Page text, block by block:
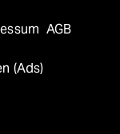
AGB
(Ads)